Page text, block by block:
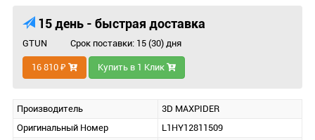
15 день - быстрая доставка
GTUN Срок поставки: 15 (30) дня
16 810 ₽ Купить в 1 Клик
Производитель
3D MAXPIDER
Оригинальный Номер
L1HY12811509